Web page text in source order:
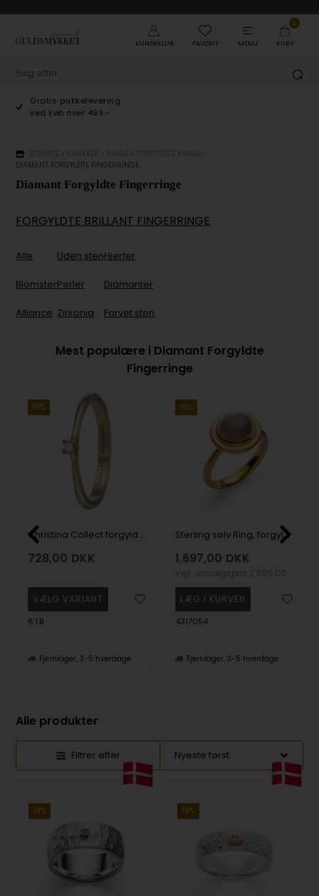
KUNDEKLUB FAVORIT MENU
0
KURV
Gratis pakkelevering
ved køb over 499,-
DIAMANT FORGYLDTE FINGERRINGE
Diamant Forgyldte Fingerringe
FORGYLDTE BRILLANT FINGERRINGE
Alle Uden stenHjerter
BlomsterPerler Diamanter
Alliance Zirkonia Farvet sten
Mest populære i Diamant Forgyldte
Fingerringe
19%
Christina Collect forgyldt sølv Solitaire klassisk solitaire ring med 0,03 ct labgrown diamant, ring størrelser fra 49-61
728,00 DKK
6.1.B
Fjernlager, 3-5 hverdage
19%
Sterling sølv Ring, forgyldt mat/blank, lab 2.63ct
1.697,00 DKK
4317054
Fjernlager, 3-5 hverdage
Alle produkter
Filtrer efter
19% 19%